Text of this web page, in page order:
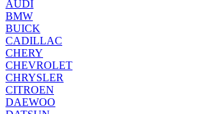
AUDI
BMW
BUICK
CADILLAC
CHERY
CHEVROLET
CHRYSLER
CITROEN
DAEWOO